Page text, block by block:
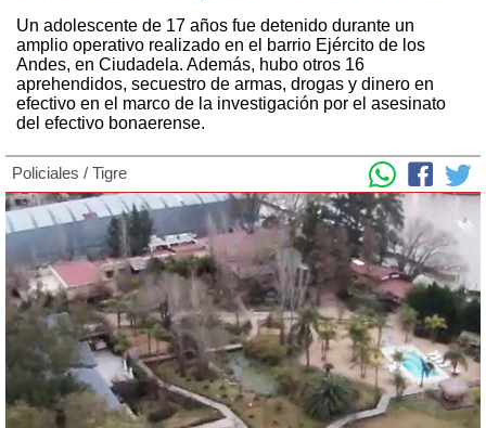
Un adolescente de 17 años fue detenido durante un
amplio operativo realizado en el barrio Ejército de los
Andes, en Ciudadela. Además, hubo otros 16
aprehendidos, secuestro de armas, drogas y dinero en
efectivo en el marco de la investigación por el asesinato
del efectivo bonaerense.
Policiales / Tigre